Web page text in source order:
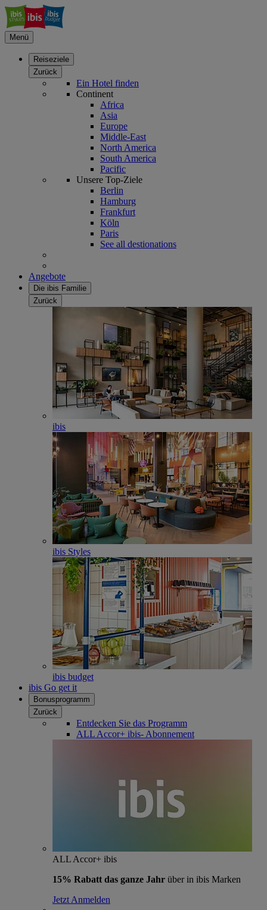
Menü
Reiseziele
Zurück
Ein Hotel finden
Continent
Africa
Asia
Europe
Middle-East
North America
South America
Pacific
Unsere Top-Ziele
Berlin
Hamburg
Frankfurt
Köln
Paris
See all destionations
Angebote
Die ibis Familie
Zurück
ibis
ibis Styles
ibis budget
ibis Go get it
Bonusprogramm
Zurück
Entdecken Sie das Programm
ALL Accor+ ibis- Abonnement
ALL Accor+ ibis
15% Rabatt das ganze Jahr über in ibis Marken
Jetzt Anmelden